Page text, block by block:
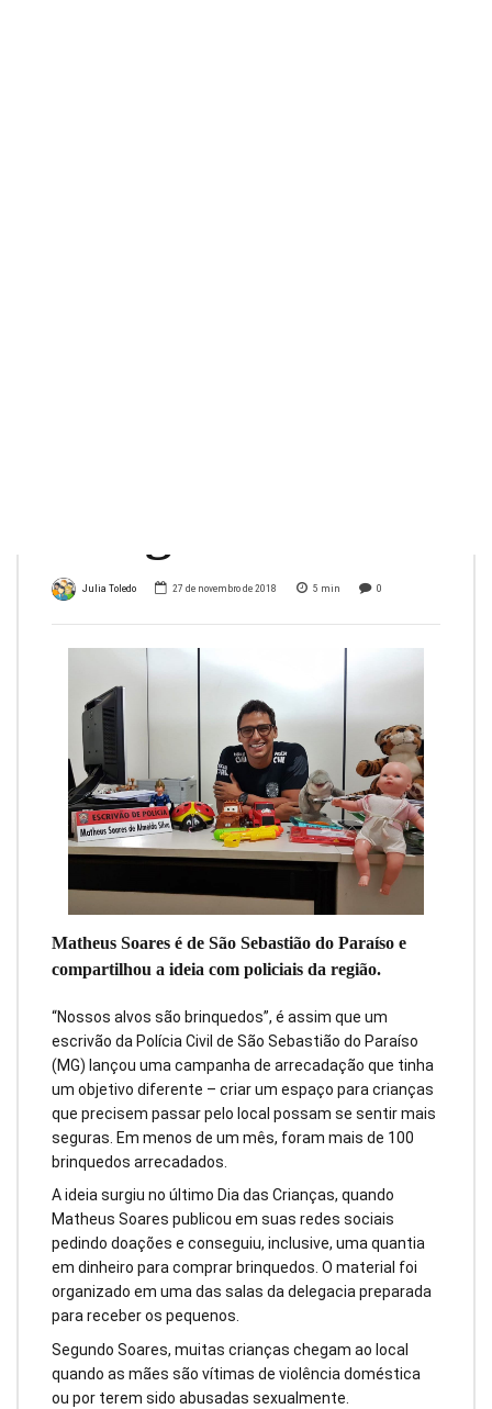
Julia Toledo 27 de novembro de 2018 5 min 0
Matheus Soares é de São Sebastião do Paraíso e
compartilhou a ideia com policiais da região.
“Nossos alvos são brinquedos”, é assim que um
escrivão da Polícia Civil de São Sebastião do Paraíso
(MG) lançou uma campanha de arrecadação que tinha
um objetivo diferente – criar um espaço para crianças
que precisem passar pelo local possam se sentir mais
seguras. Em menos de um mês, foram mais de 100
brinquedos arrecadados.
A ideia surgiu no último Dia das Crianças, quando
Matheus Soares publicou em suas redes sociais
pedindo doações e conseguiu, inclusive, uma quantia
em dinheiro para comprar brinquedos. O material foi
organizado em uma das salas da delegacia preparada
para receber os pequenos.
Segundo Soares, muitas crianças chegam ao local
quando as mães são vítimas de violência doméstica
ou por terem sido abusadas sexualmente.